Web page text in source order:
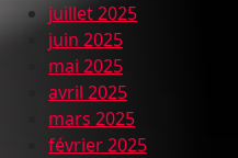
juillet 2025
juin 2025
mai 2025
avril 2025
mars 2025
février 2025